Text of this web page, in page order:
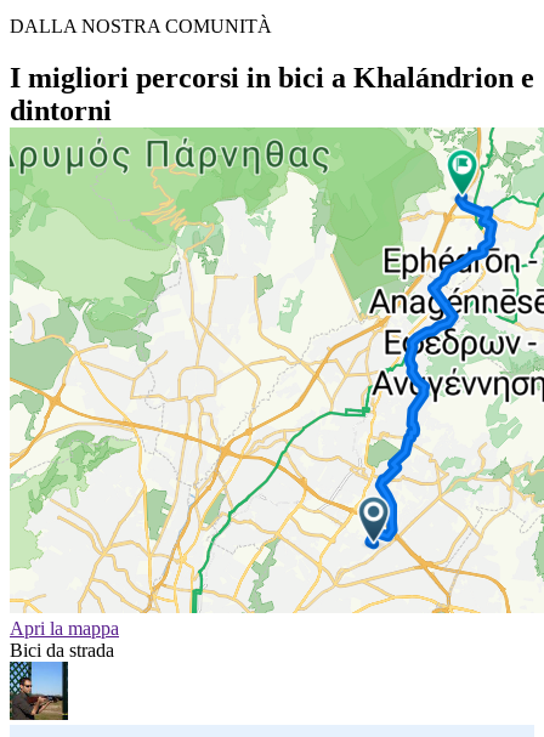
DALLA NOSTRA COMUNITÀ
I migliori percorsi in bici a Khalándrion e
dintorni
Apri la mappa
Bici da strada